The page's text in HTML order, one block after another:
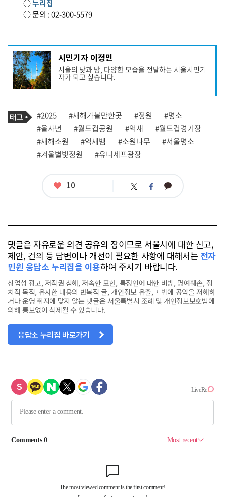
○누리집
○ 문의 : 02-300-5579
기
사
작
성
자
프
필
시민기자 이정민
서울의 낮과 밤, 다양한 모습을 전달하는 서울시민기
자가 되고 싶습니다.
기
사
관
련
태
그
태
그
#2025 #새해가볼만한곳 #정원
#명소
#을사년
#월드컵공원 #억새
#월드컵경기장
#새해소원
#억새뱀 #소원나무
#서울명소
#겨울별빛정원
#유니세프광장
좋
10 트 페 카
댓글은 자유로운 의견 공유의 장이므로 서울시에 대한 신고,
제안, 건의 등 답변이나 개선이 필요한 사항에 대해서는 전자
민원 응답소 누리집을 이용하여 주시기 바랍니다.
상업성 광고, 저작권 침해, 저속한 표현, 특정인에 대한 비방, 명예훼손, 정
치적 목적, 유사한 내용의 반복적 글, 개인정보 유출,그 밖에 공익을 저해하
거나 운영 취지에 맞지 않는 댓글은 서울특별시 조례 및 개인정보보호법에
의해 통보없이 삭제될 수 있습니다.
응답소 누리집 바로가기